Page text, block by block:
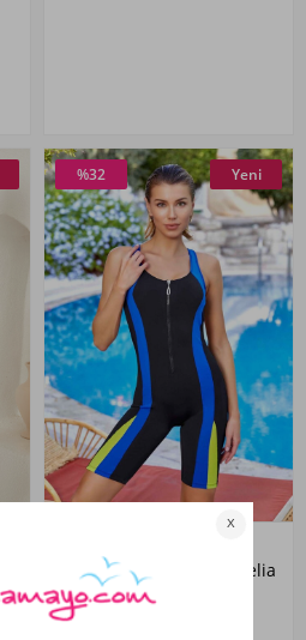
%32 Yeni
Şortlu Yüzücü Mayo Amelia
3875 Siyah
5.0